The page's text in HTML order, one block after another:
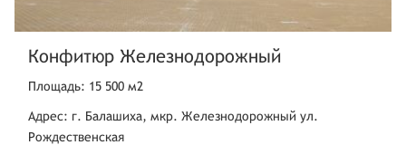
Конфитюр Железнодорожный
Площадь: 15 500 м2
Адрес: г. Балашиха, мкр. Железнодорожный ул.
Рождественская